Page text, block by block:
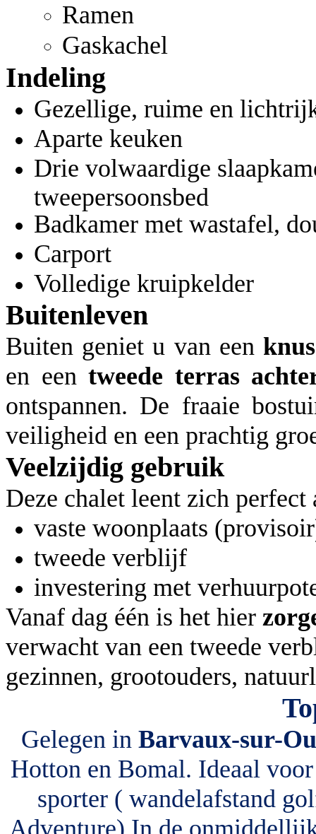
Ramen
Gaskachel
Indeling
Gezellige, ruime en
Aparte keuken
Drie volwaardige
tweepersoonsbed
Badkamer met wastafel,
Carport
Volledige kruipkelder
Buitenleven
Buiten geniet u van een
en eentweede terras
ontspannen. De fraaie
veiligheid en een prachtig
Veelzijdig gebruik
Deze chalet leent zich perfect
vaste woonplaats
tweede verblijf
investering met
Vanaf dag één is het hier
verwacht van een tweede
gezinnen, grootouders,
Gelegen in Barvaux-sur-
Hotton en Bomal. Ideaal
sporter ( wandelafstand